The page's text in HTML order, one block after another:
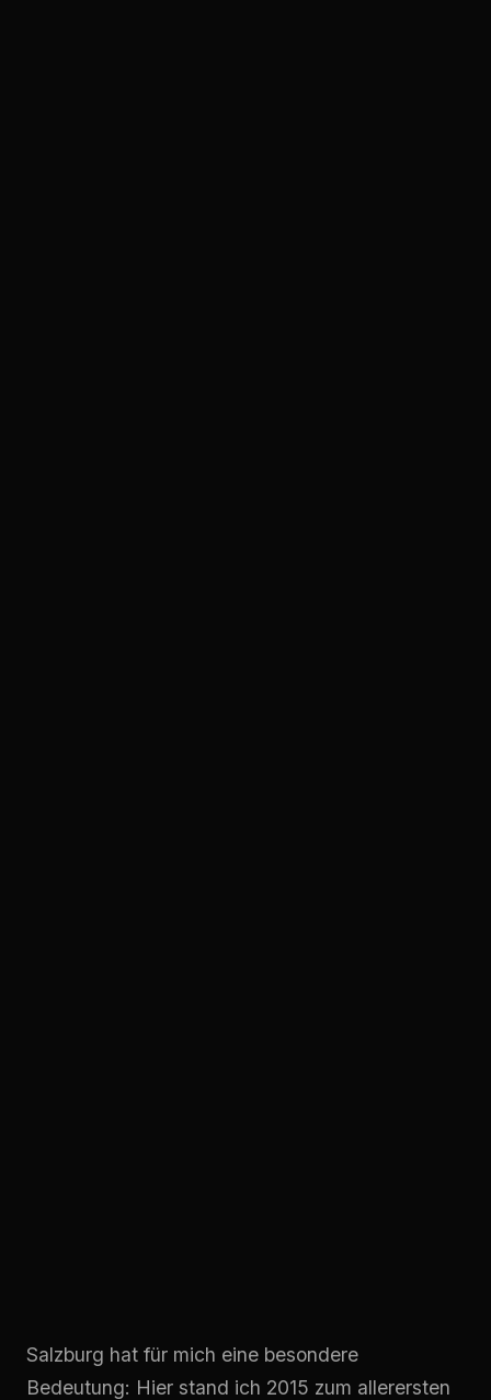
Salzburg hat für mich eine besondere
Bedeutung: Hier stand ich 2015 zum allerersten